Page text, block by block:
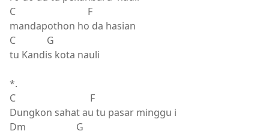
C F
mandapothon ho da hasian
C G
tu Kandis kota nauli
*.
C F
Dungkon sahat au tu pasar minggu i
Dm G